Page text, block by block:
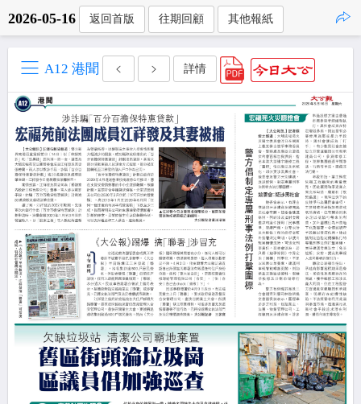
2026-05-16 返回首版 往期回顧 其他報紙
A12 港聞 詳情